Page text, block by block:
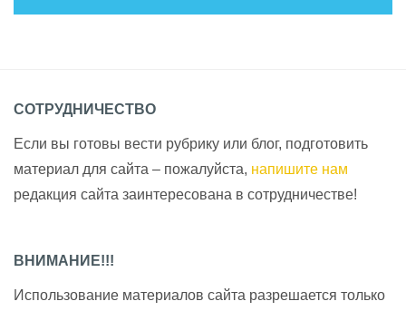
СОТРУДНИЧЕСТВО
Если вы готовы вести рубрику или блог, подготовить
материал для сайта – пожалуйста, напишите нам
редакция сайта заинтересована в сотрудничестве!
ВНИМАНИЕ!!!
Использование материалов сайта разрешается только